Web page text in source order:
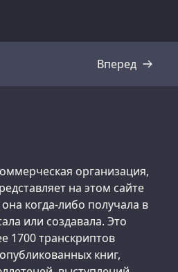
Вперед
Стенограмма
организация,
на этом сайте
когда-либо получала в
или создавала. Это
1700 транскриптов
книг,